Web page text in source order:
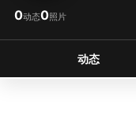
0动态0照片
动态